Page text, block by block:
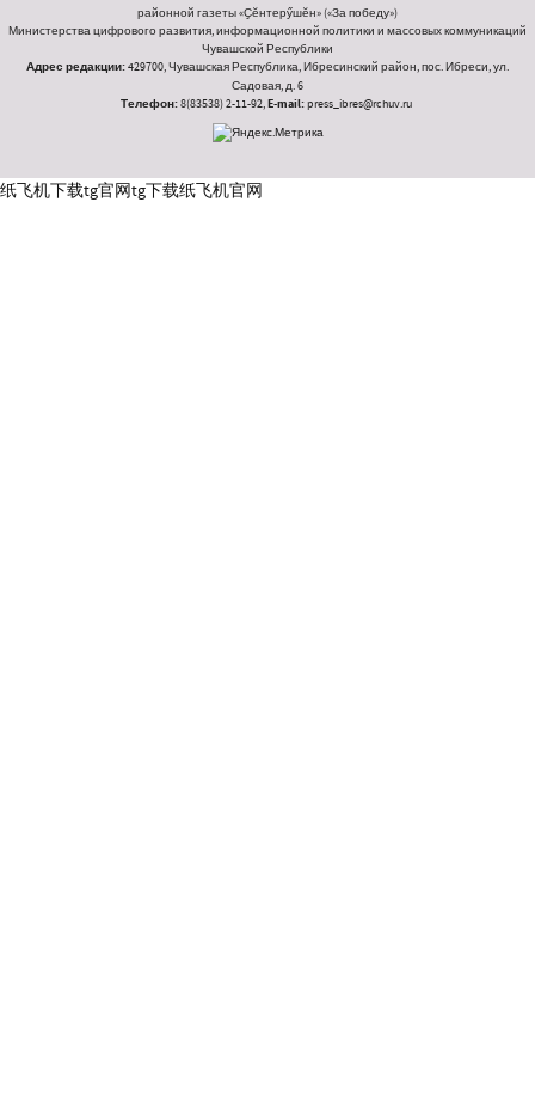
районной газеты «Ҫӗнтерӳшӗн» («За победу»)
Министерства цифрового развития, информационной политики и массовых коммуникаций
Чувашской Республики
Адрес редакции:429700, Чувашская Республика, Ибресинский район, пос. Ибреси, ул.
Садовая, д. 6
Телефон:8(83538) 2-11-92,E-mail:press_ibres@rchuv.ru
纸飞机下载tg官网tg下载纸飞机官网